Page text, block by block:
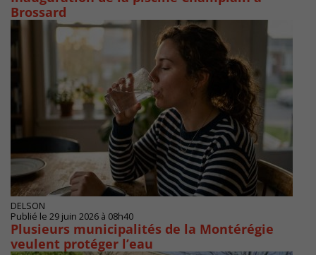
Brossard
DELSON
Publié le 29 juin 2026 à 08h40
Plusieurs municipalités de la Montérégie
veulent protéger l’eau